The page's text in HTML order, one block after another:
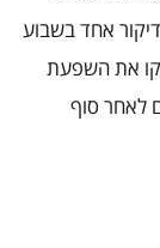
דיקור אחד בשבוע
בדקו את השפעת
הטיפול – 9 חודשים לאחר סוף